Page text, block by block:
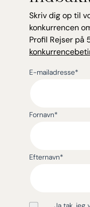
Skriv dig op til
konkurrencen
Profil Rejser på
E-mailadresse*
Fornavn*
Efternavn*